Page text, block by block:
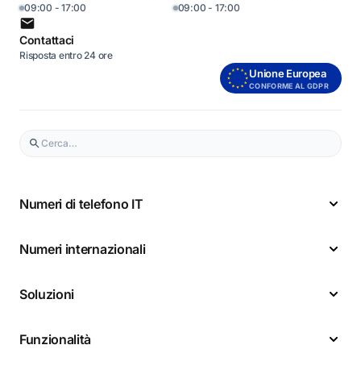
09:00 - 17:00 09:00 - 17:00
Contattaci
Risposta entro 24 ore
Unione Europea
CONFORME AL GDPR
Numeri di telefono IT
Numeri internazionali
Soluzioni
Funzionalità